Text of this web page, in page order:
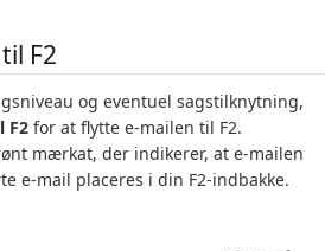
F2
og eventuel sagstilknytning,
F2 for at flytte e-mailen til F2.
mærkat, der indikerer, at e-mailen
e-mail placeres i din F2-indbakke.